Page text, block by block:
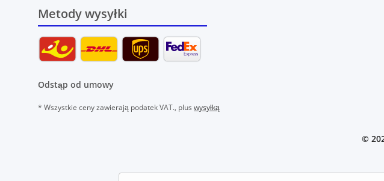
Metody wysyłki
Odstąp od umowy
* Wszystkie ceny zawierają podatek VAT., plus wysyłką
©